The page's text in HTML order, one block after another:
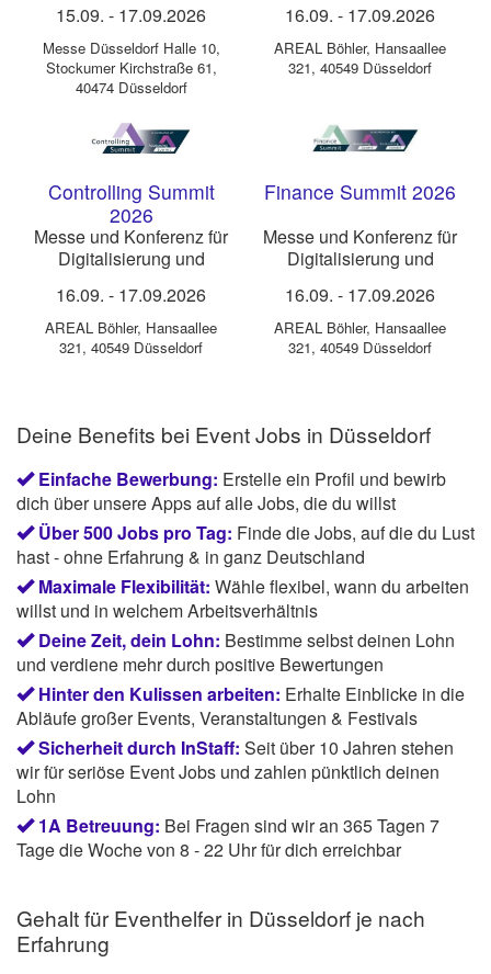
Schmierstoffe
15.09. - 17.09.2026
Messe Düsseldorf Halle 10,
Stockumer Kirchstraße 61,
40474 Düsseldorf
16.09. - 17.09.2026
AREAL Böhler, Hansaallee
321, 40549 Düsseldorf
Controlling Summit
2026
Messe und Konferenz für
Digitalisierung und
16.09. - 17.09.2026
AREAL Böhler, Hansaallee
321, 40549 Düsseldorf
Finance Summit 2026
Messe und Konferenz für
Digitalisierung und
Finanzabteilung
16.09. - 17.09.2026
AREAL Böhler, Hansaallee
321, 40549 Düsseldorf
Deine Benefits bei Event Jobs in Düsseldorf
Einfache Bewerbung: Erstelle ein Profil und bewirb
dich über unsere Apps auf alle Jobs, die du willst
Über 500 Jobs pro Tag: Finde die Jobs, auf die du Lust
hast - ohne Erfahrung & in ganz Deutschland
Maximale Flexibilität: Wähle flexibel, wann du arbeiten
willst und in welchem Arbeitsverhältnis
Deine Zeit, dein Lohn: Bestimme selbst deinen Lohn
und verdiene mehr durch positive Bewertungen
Hinter den Kulissen arbeiten: Erhalte Einblicke in die
Abläufe großer Events, Veranstaltungen & Festivals
Sicherheit durch InStaff: Seit über 10 Jahren stehen
wir für seriöse Event Jobs und zahlen pünktlich deinen
Lohn
1A Betreuung: Bei Fragen sind wir an 365 Tagen 7
Tage die Woche von 8 - 22 Uhr für dich erreichbar
Gehalt für Eventhelfer in Düsseldorf je nach
Erfahrung